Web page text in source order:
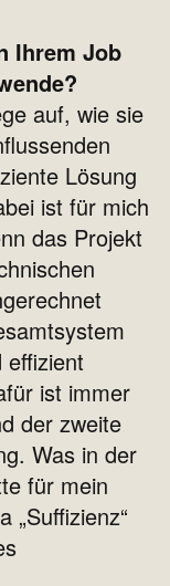
Ihrem Job
auf, wie sie
Lösung
ist für mich
das Projekt
effizient
ist immer
der zweite
Was in der
für mein
„Suffizienz“